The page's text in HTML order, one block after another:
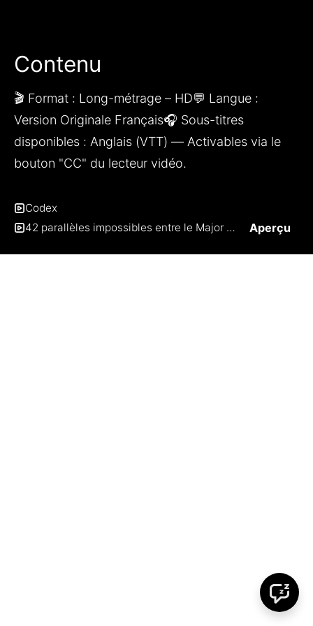
Contenu
🎬 Format : Long-métrage – HD💬 Langue :
Version Originale Français🎧 Sous-titres
disponibles : Anglais (VTT) — Activables via le
bouton "CC" du lecteur vidéo.
Codex
42 parallèles impossibles entre le Major de Halo et un « super-soldat » dans la vraie vie.mp4
Aperçu